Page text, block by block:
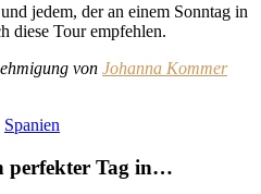
jedem, der an einem Sonntag in
diese Tour empfehlen.
von Johanna Kommer
Spanien
perfekter Tag in…